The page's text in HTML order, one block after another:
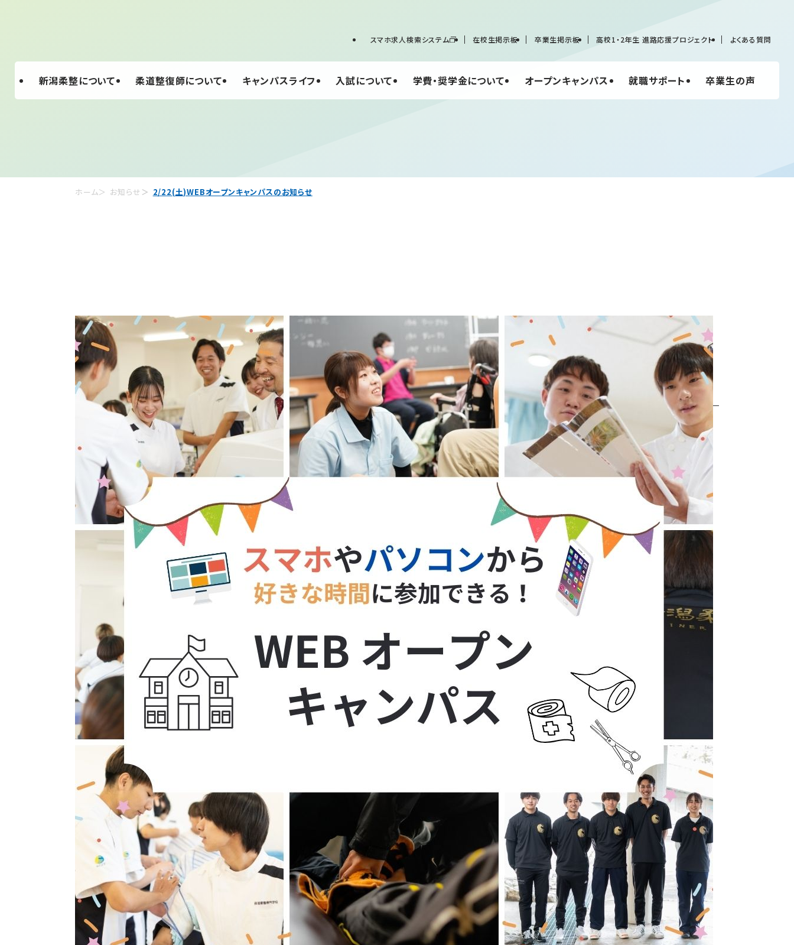
スマホ求人検索システム 在校生掲示板 卒業生掲示板 高校1・2年生 進路応援プロジェクト よくある質問
新潟柔整について 柔道整復師について キャンパスライフ 入試について 学費・奨学金について オープンキャンパス 就職サポート 卒業生の声
ホーム お知らせ 2/22(土)WEBオープンキャンパスのお知らせ
オープンキャンパス 2025.02.09
2/22(土)WEBオープンキャンパスのお知
らせ
ご自宅から気軽にできる進路研究！ぜひご参加ください！
【選べる２つのWEBオープンキャンパス】
[Zoomでオープンキャンパス]
午前の部／10：00～11：00
[お好きな時間でオープンキャンパス]
10：00～16：00
参加のURLをお送りいたしますのでお好きな時間にアクセスをしてご参加ください
①小論文試験を免除
②AOエントリー受験資格付与
[予約方法] ※①,②の方法でお申込みください
①学校ホームページ
コチラ
ご参加お待ちしております(^^)/